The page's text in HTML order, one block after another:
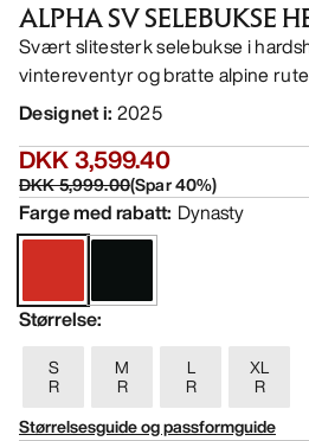
ALPHA SV SELEBUKSE
Svært slitesterk selebukse i
vintereventyr og bratte alpine
Designet i: 2025
DKK 3,599.40
DKK 5,999.00(Spar40%)
Farge med rabatt: Dynasty
Størrelse:
S
R
M
R
L
R
XL
R
Størrelsesguide og passformguide